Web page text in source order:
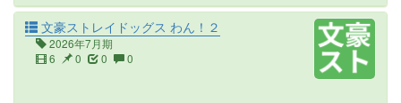
文豪ストレイドッグス わん！２
2026年7月期
6
0 0 0